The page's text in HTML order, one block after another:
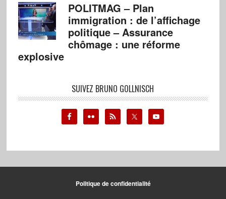
POLITMAG – Plan
immigration : de l’affichage
politique – Assurance
chômage : une réforme
explosive
SUIVEZ BRUNO GOLLNISCH
Politique de confidentialité